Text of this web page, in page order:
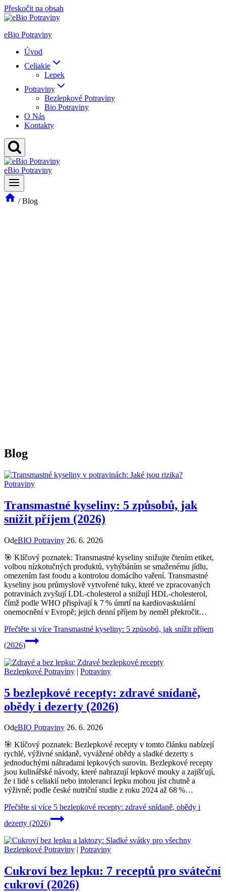
Přeskočit na obsah
eBio Potraviny
Úvod
Celiakie
Lepek
Potraviny
Bezlepkové Potraviny
Bio Potraviny
O Nás
Kontakty
eBio Potraviny
/ Blog
Blog
Potraviny
Transmastné kyseliny: 5 způsobů, jak
snížit příjem (2026)
OdeBIO Potraviny 26. 6. 2026
🎯 Klíčový poznatek: Transmastné kyseliny snižujte čtením etiket,
volbou nízkotučných produktů, vyhýbáním se smaženému jídlu,
omezením fast foodu a kontrolou domácího vaření. Transmastné
kyseliny jsou průmyslově vytvořené tuky, které ve zpracovaných
potravinách zvyšují LDL‑cholesterol a snižují HDL‑cholesterol,
čímž podle WHO přispívají k 7 % úmrtí na kardiovaskulární
onemocnění v Evropě; jejich denní příjem by neměl překročit…
Přečtěte si více Transmastné kyseliny: 5 způsobů, jak snížit příjem
(2026)
Bezlepkové Potraviny | Potraviny
5 bezlepkové recepty: zdravé snídaně,
obědy i dezerty (2026)
OdeBIO Potraviny 26. 6. 2026
🎯 Klíčový poznatek: Bezlepkové recepty v tomto článku nabízejí
rychlé, výživné snídaně, vyvážené obědy a sladké dezerty s
jednoduchými náhradami lepkových surovin. Bezlepkové recepty
jsou kulinářské návody, které nahrazují lepkové mouky a zajišťují,
že i lidé s celiakií nebo intolerancí lepku mohou jíst chutně a
výživně; podle české nutriční studie z roku 2024 až 68 %…
Přečtěte si více 5 bezlepkové recepty: zdravé snídaně, obědy i
dezerty (2026)
Bezlepkové Potraviny | Potraviny
Cukroví bez lepku: 7 receptů pro sváteční
cukroví (2026)